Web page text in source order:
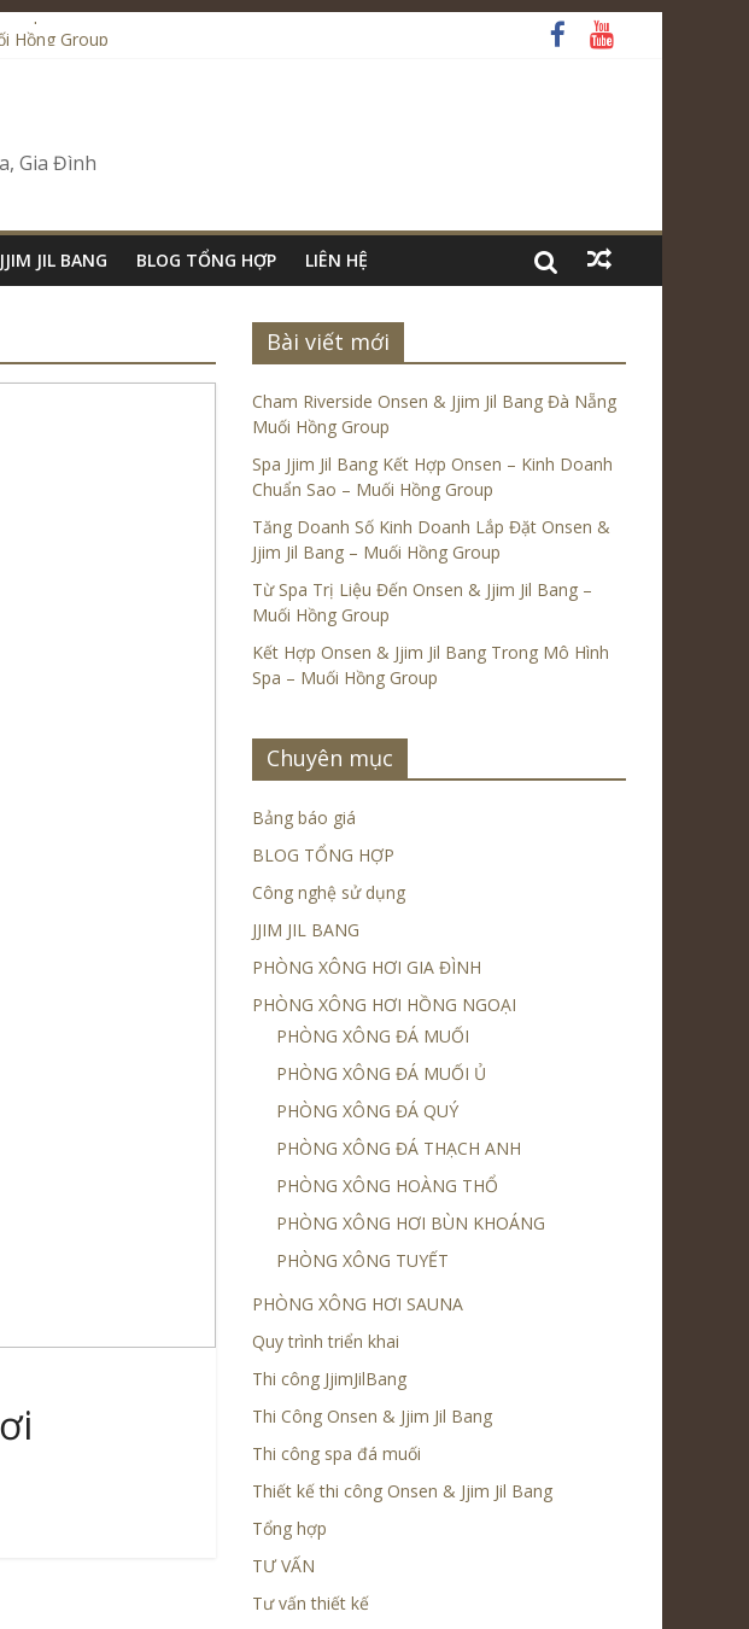
– Muối Hồng Group
– Muối Hồng Group
Gia Đình
JJIM JIL BANG BLOG TỔNG HỢP LIÊN HỆ
Bài viết mới
Cham Riverside Onsen & Jjim Jil Bang Đà Nẵng
Muối Hồng Group
Spa Jjim Jil Bang Kết Hợp Onsen – Kinh Doanh
Chuẩn Sao – Muối Hồng Group
Tăng Doanh Số Kinh Doanh Lắp Đặt Onsen &
Jjim Jil Bang – Muối Hồng Group
Từ Spa Trị Liệu Đến Onsen & Jjim Jil Bang –
Muối Hồng Group
Kết Hợp Onsen & Jjim Jil Bang Trong Mô Hình
Spa – Muối Hồng Group
Chuyên mục
Bảng báo giá
BLOG TỔNG HỢP
Công nghệ sử dụng
JJIM JIL BANG
PHÒNG XÔNG HƠI GIA ĐÌNH
PHÒNG XÔNG HƠI HỒNG NGOẠI
PHÒNG XÔNG ĐÁ MUỐI
PHÒNG XÔNG ĐÁ MUỐI Ủ
PHÒNG XÔNG ĐÁ QUÝ
PHÒNG XÔNG ĐÁ THẠCH ANH
PHÒNG XÔNG HOÀNG THỔ
PHÒNG XÔNG HƠI BÙN KHOÁNG
PHÒNG XÔNG TUYẾT
PHÒNG XÔNG HƠI SAUNA
Quy trình triển khai
Thi công JjimJilBang
Thi Công Onsen & Jjim Jil Bang
Thi công spa đá muối
Thiết kế thi công Onsen & Jjim Jil Bang
Tổng hợp
TƯ VẤN
Tư vấn thiết kế